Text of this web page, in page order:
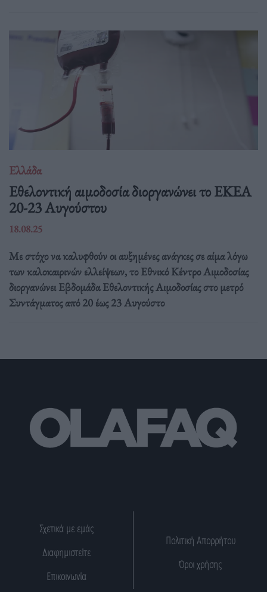
Ελλάδα
Eθελοντική αιμοδοσία διοργανώνει το ΕΚΕΑ
20-23 Αυγούστου
18.08.25
Με στόχο να καλυφθούν οι αυξημένες ανάγκες σε αίμα λόγω
των καλοκαιρινών ελλείψεων, το Εθνικό Κέντρο Αιμοδοσίας
διοργανώνει Εβδομάδα Εθελοντικής Αιμοδοσίας στο μετρό
Συντάγματος από 20 έως 23 Αυγούστο
Σχετικά με εμάς
Διαφημιστείτε
Επικοινωνία
Πολιτική Απορρήτου
Όροι χρήσης